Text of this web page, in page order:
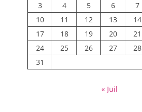
3
4 5 6 7
10
11 12 13 14
17
18 19 20 21
24
25 26 27 28
31
« Juil